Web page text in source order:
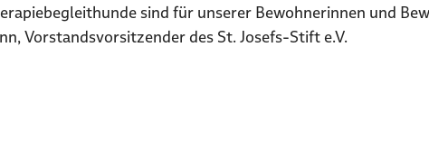
sind für unserer Bewohnerinnen und
Vorstandsvorsitzender des St. Josefs-Stift e.V.